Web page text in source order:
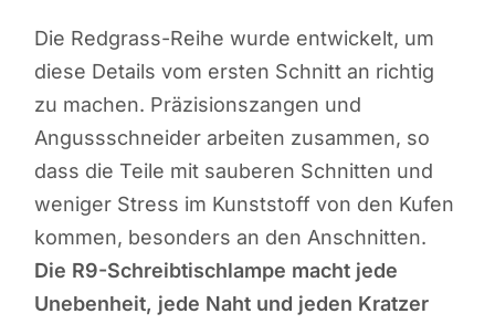
Die Redgrass-Reihe wurde entwickelt, um
diese Details vom ersten Schnitt an richtig
zu machen. Präzisionszangen und
Angussschneider arbeiten zusammen, so
dass die Teile mit sauberen Schnitten und
weniger Stress im Kunststoff von den Kufen
kommen, besonders an den Anschnitten.
Die R9-Schreibtischlampe macht jede
Unebenheit, jede Naht und jeden Kratzer